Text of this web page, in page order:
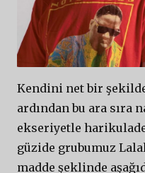
Kendini net bir
ardından bu ara sıra
ekseriyetle
güzide grubumuz
madde şeklinde